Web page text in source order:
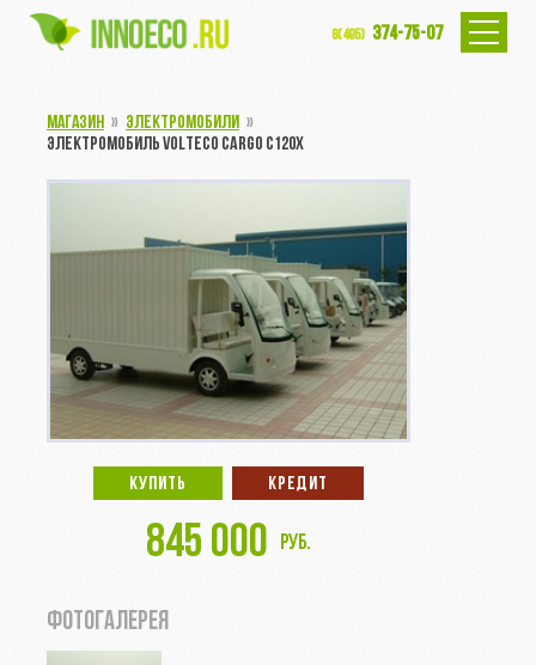
8(495) 374-75-07
МАГАЗИН » ЭЛЕКТРОМОБИЛИ »
ЭЛЕКТРОМОБИЛЬ VOLTECO CARGO C120X
КУПИТЬ КРЕДИТ
845 000 руб.
ФОТОГАЛЕРЕЯ